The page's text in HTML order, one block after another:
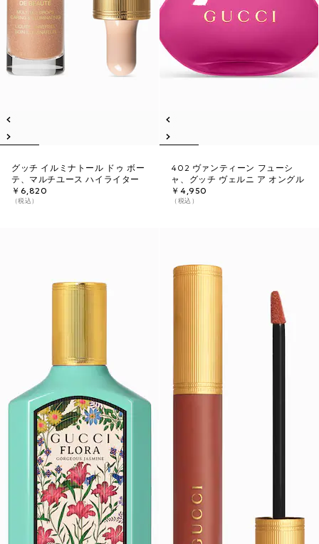
グッチ イルミナトール ドゥ ボー
テ、マルチユース ハイライター
￥6,820
（税込）
402 ヴァンティーン フューシ
ャ、グッチ ヴェルニ ア オングル
￥4,950
（税込）